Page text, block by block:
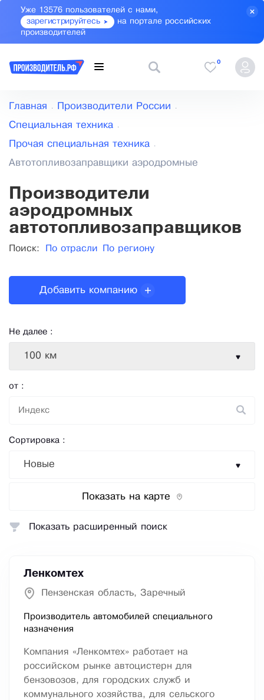
Уже 13576 пользователей с нами,
зарегистрируйтесь
на портале российских
производителей
0
Главная Производители России
Специальная техника
Прочая специальная техника
Автотопливозаправщики аэродромные
Производители
аэродромных
автотопливозаправщиков
Поиск: По отрасли По региону
Не далее :
100 км
от :
Сортировка :
Новые
Показать на карте
Добавить компанию
Ленкомтех
Пензенская область, Заречный
Производитель автомобилей специального
назначения
Компания «Ленкомтех» работает на
российском рынке автоцистерн для
бензовозов, для городских служб и
коммунального хозяйства, для сельского
Показать расширенный поиск